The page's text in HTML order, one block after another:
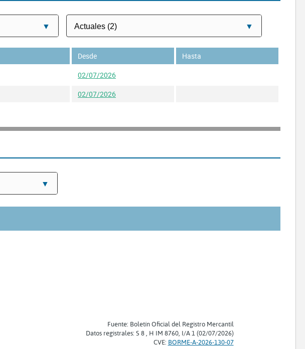
Desde
Hasta
02/07/2026
02/07/2026
Fuente: Boletín Oficial del Registro Mercantil
Datos registrales: S 8 , H IM 8760, I/A 1 (02/07/2026)
CVE: BORME-A-2026-130-07